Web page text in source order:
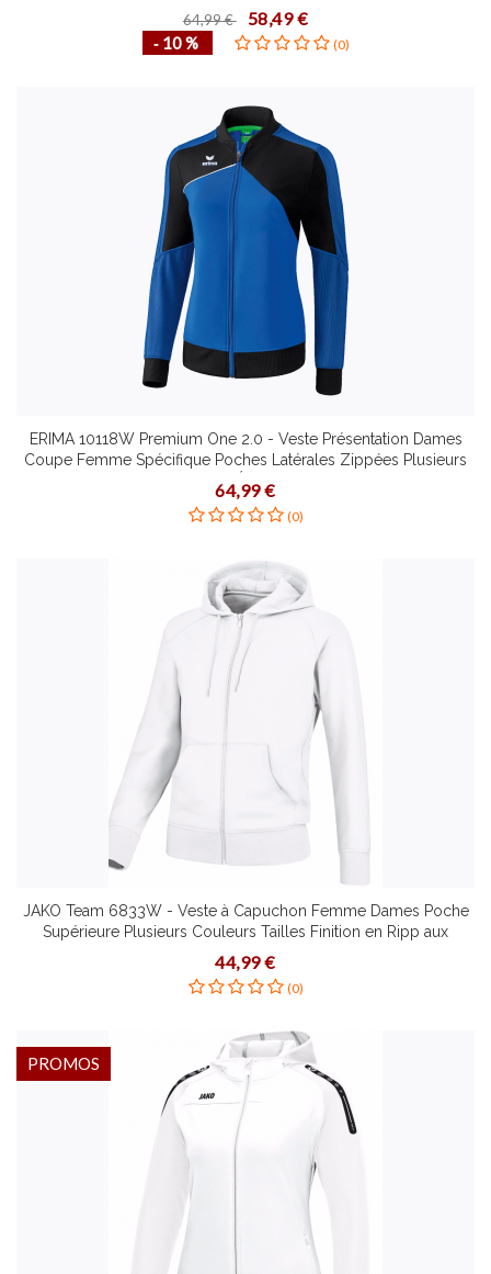
Tailles Matière Fonctionnelle Douce Résistante
64,99 € 58,49 €
‐ 10 % (0)
ERIMA 10118W Premium One 2.0 - Veste Présentation Dames
Coupe Femme Spécifique Poches Latérales Zippées Plusieurs
Couleurs Tailles Textile Élastique Petit Col Montant
64,99 €
(0)
JAKO Team 6833W - Veste à Capuchon Femme Dames Poche
Supérieure Plusieurs Couleurs Tailles Finition en Ripp aux
Manches
44,99 €
(0)
PROMOS